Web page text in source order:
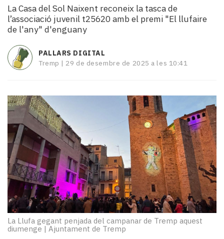
turisme
Cultura
Esports
Mai
tant!
TV
mitjans
El
temps
Reportatges
Entrevistes
Enquestes
A
escena!
Dis
la
teva!
Subscriptors
La
La Casa del Sol Naixent reconeix la tasca de
l’associació juvenil t25620 amb el premi "El llufaire
de l'any" d'enguany
PALLARS DIGITAL
Tremp | 29 de desembre de 2025 a les 10:41
La Llufa gegant penjada del campanar de Tremp aquest
diumenge | Ajuntament de Tremp